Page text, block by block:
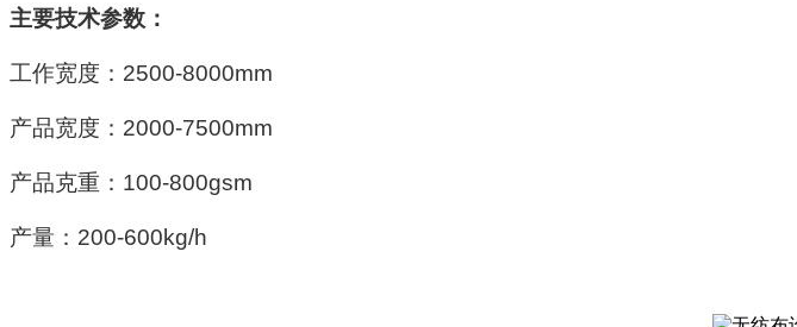
主要技术参数：
工作宽度： 2500-8000mm
产品宽度： 2000-7500mm
产品克重： 100-800gsm
产量： 200-600kg/h